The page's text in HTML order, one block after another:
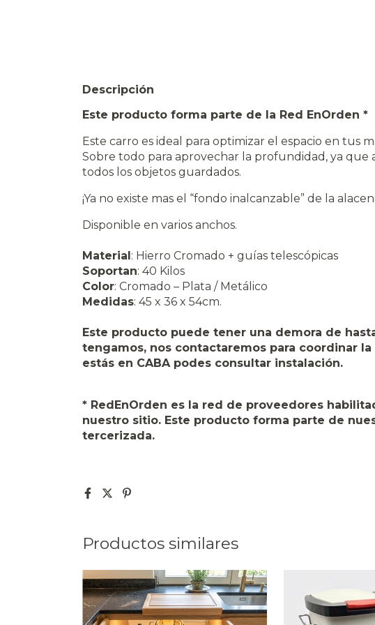
Descripción
Este producto forma parte de la Red EnOrden *
Este carro es ideal para optimizar el espacio en tus
Sobre todo para aprovechar la profundidad, ya que
todos los objetos guardados.
¡Ya no existe mas el “fondo inalcanzable” de la
Disponible en varios anchos.
Material: Hierro Cromado + guías telescópicas
Soportan: 40 Kilos
Color: Cromado – Plata / Metálico
Medidas: 45 x 36 x 54cm.
Este producto puede tener una demora de
tengamos, nos contactaremos para coordinar
estás en CABA podes consultar instalación.
* RedEnOrden es la red de proveedores
nuestro sitio. Este producto forma parte de
tercerizada.
Productos similares